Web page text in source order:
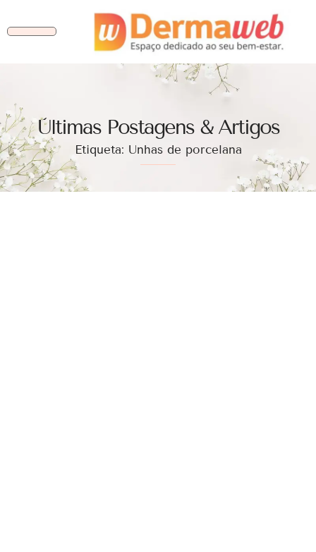
Ùltimas Postagens & Artigos
Etiqueta: Unhas de porcelana